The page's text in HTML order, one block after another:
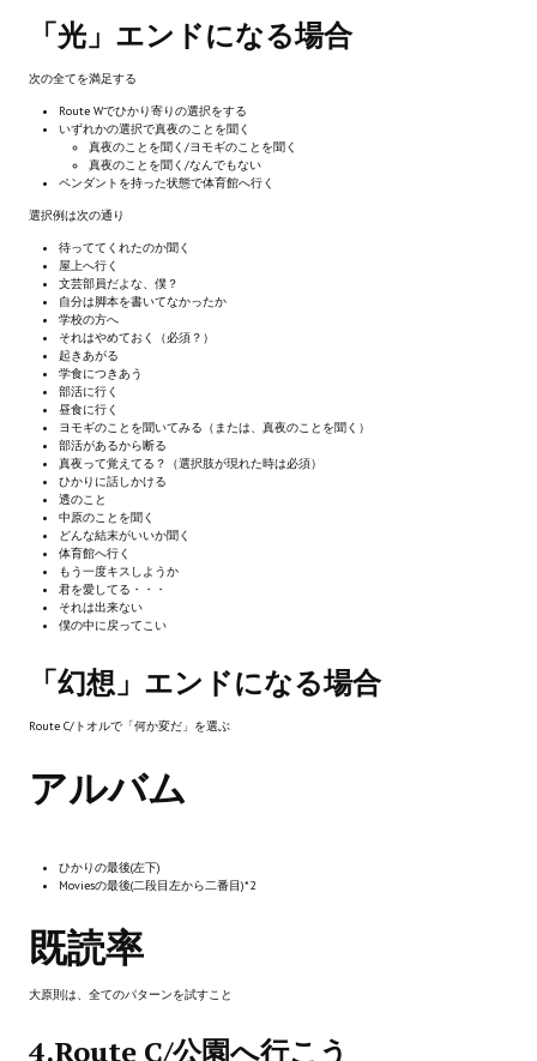
Ведьмак 2
Ведьмак 3
ЦИФРОВЫЕ КОМИКСЫ
EURO comics
Manga List
USA comics
WALKTHROUGH VN
PC 18+
PC 12-17
PC Otome VN
Vita VN
PS1 VN
PC FX VN
ストラテジーが必要なVN一覧 (List of VNs for which walkthrough
「光」エンドになる場合
次の全てを満足する
Route Wでひかり寄りの選択をする
いずれかの選択で真夜のことを聞く
真夜のことを聞く/ヨモギのことを聞く
真夜のことを聞く/なんでもない
ペンダントを持った状態で体育館へ行く
選択例は次の通り
待っててくれたのか聞く
屋上へ行く
文芸部員だよな、僕？
自分は脚本を書いてなかったか
学校の方へ
それはやめておく（必須？）
起きあがる
学食につきあう
部活に行く
昼食に行く
ヨモギのことを聞いてみる（または、真夜のことを聞く）
部活があるから断る
真夜って覚えてる？（選択肢が現れた時は必須）
ひかりに話しかける
透のこと
中原のことを聞く
どんな結末がいいか聞く
体育館へ行く
もう一度キスしようか
君を愛してる・・・
それは出来ない
僕の中に戻ってこい
「幻想」エンドになる場合
Route C/トオルで「何か変だ」を選ぶ
アルバム
ひかりの最後(左下)
Moviesの最後(二段目左から二番目)*2
既読率
大原則は、全てのパターンを試すこと
4.Route C/公園へ行こう